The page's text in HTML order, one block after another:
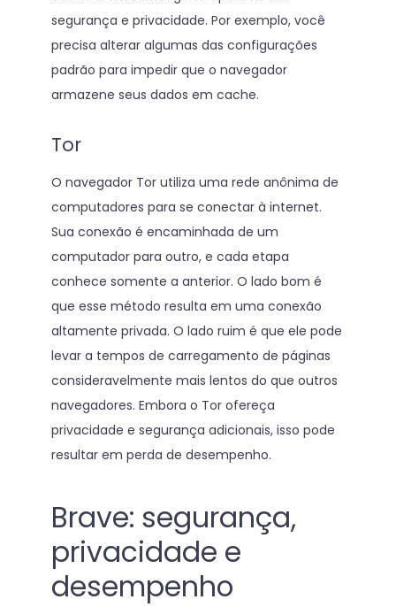
segurança e privacidade. Por exemplo, você
precisa alterar algumas das configurações
padrão para impedir que o navegador
armazene seus dados em cache.
Tor
O navegador Tor utiliza uma rede anônima de
computadores para se conectar à internet.
Sua conexão é encaminhada de um
computador para outro, e cada etapa
conhece somente a anterior. O lado bom é
que esse método resulta em uma conexão
altamente privada. O lado ruim é que ele pode
levar a tempos de carregamento de páginas
consideravelmente mais lentos do que outros
navegadores. Embora o Tor ofereça
privacidade e segurança adicionais, isso pode
resultar em perda de desempenho.
Brave: segurança,
privacidade e
desempenho